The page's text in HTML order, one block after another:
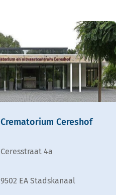
Crematorium Cereshof
Ceresstraat 4a
9502 EA Stadskanaal